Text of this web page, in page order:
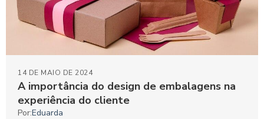
A importância do design de embalagens na
experiência do cliente
14 DE MAIO DE 2024
Por:Eduarda